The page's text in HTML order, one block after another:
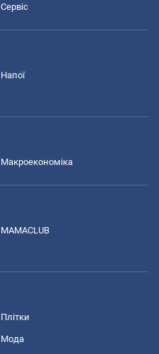
Сервіс
Напої
Макроекономіка
MAMACLUB
Плітки
Мода